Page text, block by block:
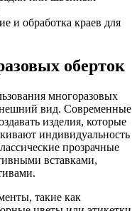
и обработка краев для
оберток
многоразовых
вид. Современные
изделия, которые
индивидуальность
прозрачные
вставками,
такие как